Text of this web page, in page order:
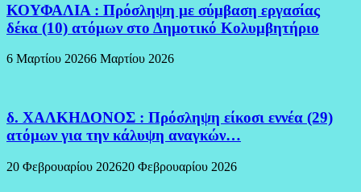
ΚΟΥΦΑΛΙΑ : Πρόσληψη με σύμβαση εργασίας
δέκα (10) ατόμων στο Δημοτικό Κολυμβητήριο
6 Μαρτίου 20266 Μαρτίου 2026
δ. ΧΑΛΚΗΔΟΝΟΣ : Πρόσληψη είκοσι εννέα (29)
ατόμων για την κάλυψη αναγκών…
20 Φεβρουαρίου 202620 Φεβρουαρίου 2026